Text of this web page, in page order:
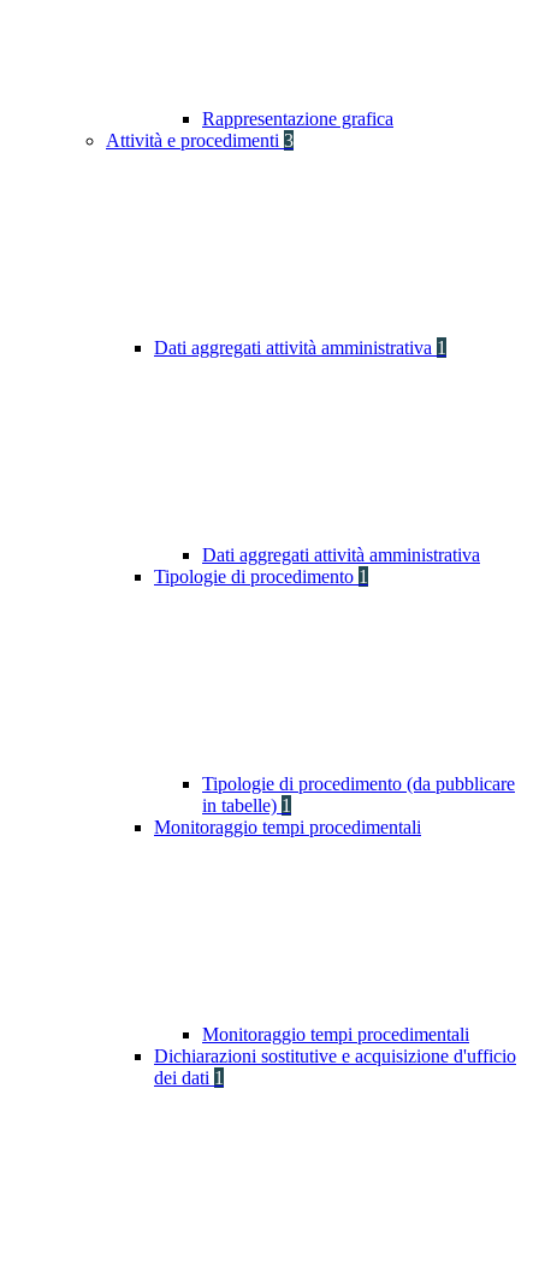
Rappresentazione grafica
Attività e procedimenti 3
Dati aggregati attività amministrativa 1
Dati aggregati attività amministrativa
Tipologie di procedimento 1
Tipologie di procedimento (da pubblicare
in tabelle) 1
Monitoraggio tempi procedimentali
Monitoraggio tempi procedimentali
Dichiarazioni sostitutive e acquisizione d'ufficio
dei dati 1